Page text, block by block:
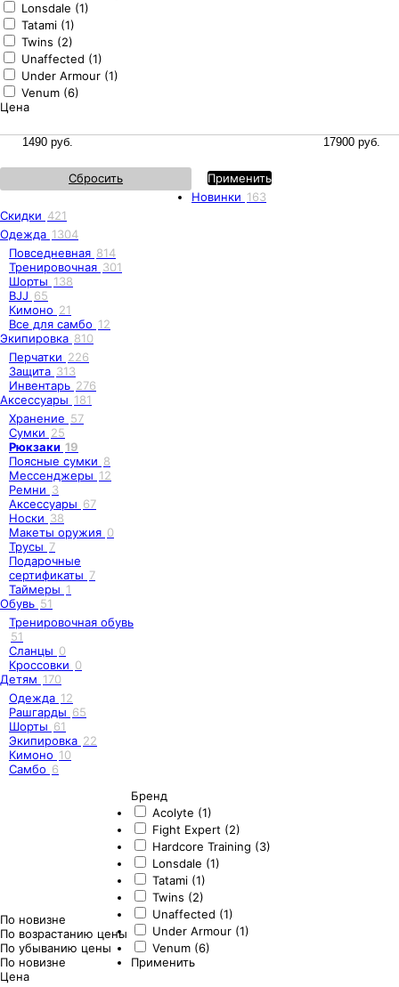
Lonsdale (1)
Tatami (1)
Twins (2)
Unaffected (1)
Under Armour (1)
Venum (6)
Цена
Сбросить
Применить
Новинки 163
Скидки 421
Одежда 1304
Повседневная 814
Тренировочная 301
Шорты 138
BJJ 65
Кимоно 21
Все для самбо 12
Экипировка 810
Перчатки 226
Защита 313
Инвентарь 276
Аксессуары 181
Хранение 57
Сумки 25
Рюкзаки 19
Поясные сумки 8
Мессенджеры 12
Ремни 3
Аксессуары 67
Носки 38
Макеты оружия 0
Трусы 7
Подарочные
сертификаты 7
Таймеры 1
Обувь 51
Тренировочная обувь
51
Сланцы 0
Кроссовки 0
Детям 170
Одежда 12
Рашгарды 65
Шорты 61
Экипировка 22
Кимоно 10
Самбо 6
По новизне
По возрастанию цены
По убыванию цены
По новизне
Бренд
Acolyte (1)
Fight Expert (2)
Hardcore Training (3)
Lonsdale (1)
Tatami (1)
Twins (2)
Unaffected (1)
Under Armour (1)
Venum (6)
Применить
Цена